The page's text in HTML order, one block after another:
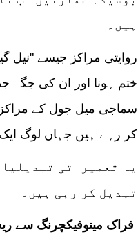
ہیں۔
روایتی مراکز جیسے "نیل
ختم ہونا اور ان کی جگہ
سماجی میل جول کے مراکز
کر رہے ہیں جہاں لوگ
یہ تعمیراتی
تبدیل کر رہی ہیں۔
فراک مینوفیکچرنگ سے